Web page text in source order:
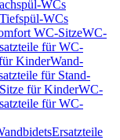
WCs
WCs
WC-SitzeWC-
für WC-
KinderWand-
für Stand-
für KinderWC-
für WC-
Ersatzteile